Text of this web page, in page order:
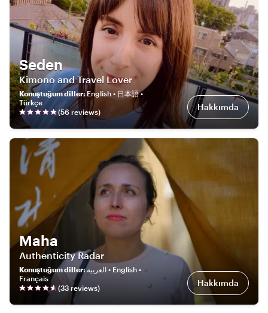
Seden
Kimono and Travel Lover
Konuştuğum diller:English • 日本語 •
Türkçe
(56 reviews) Hakkımda
Maha
Authenticity Radar
Konuştuğum diller:العربية • English •
Français
(33 reviews) Hakkımda